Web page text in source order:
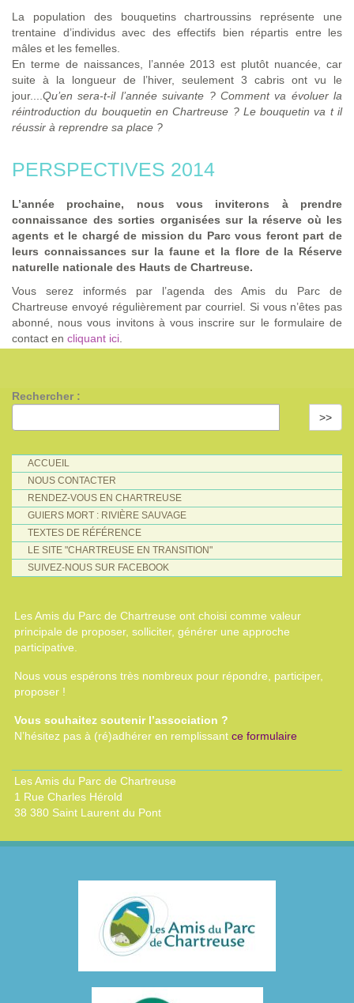
La population des bouquetins chartroussins représente une
trentaine d’individus avec des effectifs bien répartis entre les
mâles et les femelles.
En terme de naissances, l’année 2013 est plutôt nuancée, car
suite à la longueur de l’hiver, seulement 3 cabris ont vu le
jour....Qu’en sera-t-il l’année suivante ? Comment va évoluer la
réintroduction du bouquetin en Chartreuse ? Le bouquetin va t il
réussir à reprendre sa place ?
PERSPECTIVES 2014
L’année prochaine, nous vous inviterons à prendre
connaissance des sorties organisées sur la réserve où les
agents et le chargé de mission du Parc vous feront part de
leurs connaissances sur la faune et la flore de la Réserve
naturelle nationale des Hauts de Chartreuse.
Vous serez informés par l’agenda des Amis du Parc de
Chartreuse envoyé régulièrement par courriel. Si vous n’êtes pas
abonné, nous vous invitons à vous inscrire sur le formulaire de
contact en cliquant ici.
Rechercher :
>>
ACCUEIL
NOUS CONTACTER
RENDEZ-VOUS EN CHARTREUSE
GUIERS MORT : RIVIÈRE SAUVAGE
TEXTES DE RÉFÉRENCE
LE SITE "CHARTREUSE EN TRANSITION"
SUIVEZ-NOUS SUR FACEBOOK
Les Amis du Parc de Chartreuse ont choisi comme valeur
principale de proposer, solliciter, générer une approche
participative.
Nous vous espérons très nombreux pour répondre, participer,
proposer !
Vous souhaitez soutenir l’association ?
N’hésitez pas à (ré)adhérer en remplissant ce formulaire
Les Amis du Parc de Chartreuse
1 Rue Charles Hérold
38 380 Saint Laurent du Pont